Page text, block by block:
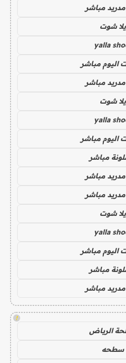
مباشر
يلا شوت
yalla
اليوم مباشر
مباشر
يلا شوت
yalla
اليوم مباشر
مباشر
مباشر
مباشر
يلا شوت
yalla
اليوم مباشر
مباشر
مباشر
!
الرياض
سطحه